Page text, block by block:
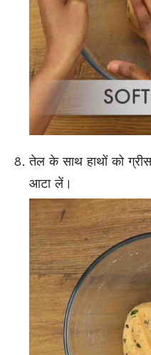
तेल के साथ हाथों को
आटा लें।